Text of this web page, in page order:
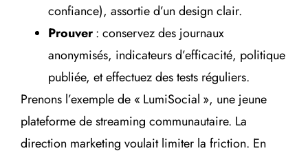
confiance), assortie d’un design clair.
Prouver: conservez des journaux
anonymisés, indicateurs d’efficacité, politique
publiée, et effectuez des tests réguliers.
Prenons l’exemple de « LumiSocial », une jeune
plateforme de streaming communautaire. La
direction marketing voulait limiter la friction. En